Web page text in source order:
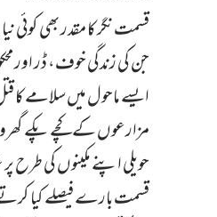
قسمت نگر کا مقدر بھی کوئی
جن کی زندگی خوف، ڈر اور
ایسے ماحول میں سلامے کا
مزارعوں کے کچے پکے
حویلی اپنے مکینوں کی
قسمت بارے فیصلے کیا